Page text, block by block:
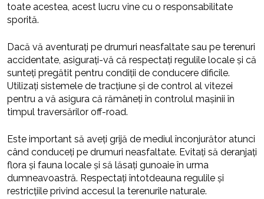
toate acestea, acest lucru vine cu o responsabilitate
sporită.
Dacă vă aventurați pe drumuri neasfaltate sau pe terenuri
accidentate, asigurați-vă că respectați regulile locale și că
sunteți pregătit pentru condiții de conducere dificile.
Utilizați sistemele de tracțiune și de control al vitezei
pentru a vă asigura că rămâneți în controlul mașinii în
timpul traversărilor off-road.
Este important să aveți grijă de mediul înconjurător atunci
când conduceți pe drumuri neasfaltate. Evitați să deranjați
flora și fauna locale și să lăsați gunoaie în urma
dumneavoastră. Respectați întotdeauna regulile și
restricțiile privind accesul la terenurile naturale.